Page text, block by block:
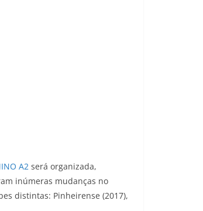
A2 será organizada,
inúmeras mudanças no
distintas: Pinheirense (2017),